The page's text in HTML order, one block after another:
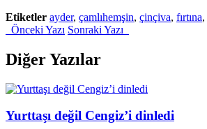
"Yüz
yıllık
Rüştiyesi’nin
hüzünlü
öyküsü"
Etiketler ayder, çamlıhemşin, çinçiva, fırtına,
Önceki Yazı Sonraki Yazı
Diğer Yazılar
Yurttaşı değil Cengiz’i dinledi